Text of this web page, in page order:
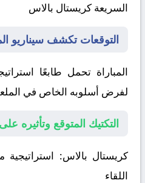
السريعة كريستال بالاس
التوقعات تكشف سيناريو
المباراة تحمل طابعًا
لفرض أسلوبه الخاص في
التكتيك المتوقع وتأثيره
كريستال بالاس:
اللقاء